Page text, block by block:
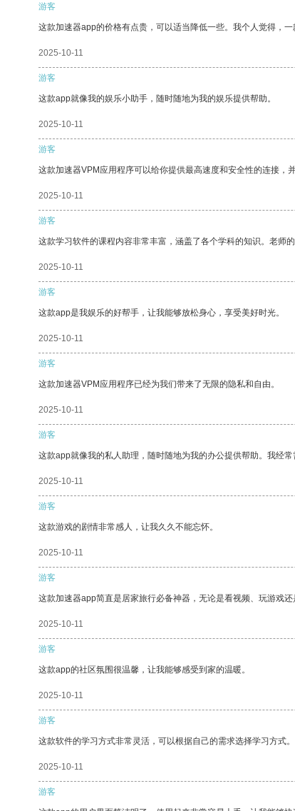
游客
这款加速器app的价格有点贵，可以适当降低一些。我个人觉得，
2025-10-11
游客
这款app就像我的娱乐小助手，随时随地为我的娱乐提供帮助。
2025-10-11
游客
这款加速器VPM应用程序可以给你提供最高速度和安全性的连接，
2025-10-11
游客
这款学习软件的课程内容非常丰富，涵盖了各个学科的知识。老师
2025-10-11
游客
这款app是我娱乐的好帮手，让我能够放松身心，享受美好时光。
2025-10-11
游客
这款加速器VPM应用程序已经为我们带来了无限的隐私和自由。
2025-10-11
游客
这款app就像我的私人助理，随时随地为我的办公提供帮助。我经
2025-10-11
游客
这款游戏的剧情非常感人，让我久久不能忘怀。
2025-10-11
游客
这款加速器app简直是居家旅行必备神器，无论是看视频、玩游戏
2025-10-11
游客
这款app的社区氛围很温馨，让我能够感受到家的温暖。
2025-10-11
游客
这款软件的学习方式非常灵活，可以根据自己的需求选择学习方式。
2025-10-11
游客